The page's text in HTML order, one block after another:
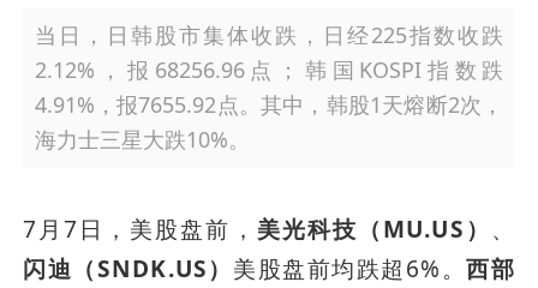
当日，日韩股市集体收跌，日经225指数收跌
2.12%，报68256.96点；韩国KOSPI指数跌
4.91%，报7655.92点。其中，韩股1天熔断2次，
海力士三星大跌10%。
7月7日，美股盘前， 美光科技（MU.US） 、
闪迪（SNDK.US） 美股盘前均跌超6%。西部